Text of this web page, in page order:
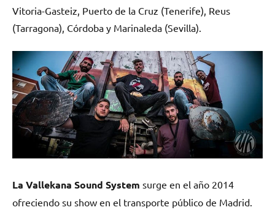
Vitoria-Gasteiz, Puerto de la Cruz (Tenerife), Reus
(Tarragona), Córdoba y Marinaleda (Sevilla).
La Vallekana Sound System surge en el año 2014
ofreciendo su show en el transporte público de Madrid.